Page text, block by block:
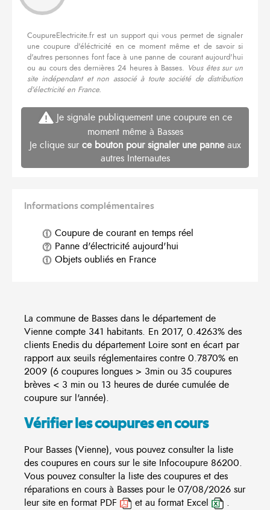
CoupureElectricite.fr est un support qui vous permet de signaler
une coupure d'éléctricité en ce moment même et de savoir si
d'autres personnes font face à une panne de courant aujourd'hui
ou au cours des dernières 24 heures à Basses. Vous êtes sur un
site indépendant et non associé à toute société de distribution
d'électricité en France.
Je signale publiquement une coupure en ce
moment même à Basses
Je clique sur ce bouton pour signaler une panneaux
autres Internautes
Informations complémentaires
Coupure de courant en temps réel
Panne d'électricité aujourd'hui
Objets oubliés en France
La commune de Basses dans le département de
Vienne compte 341 habitants. En 2017, 0.4263% des
clients Enedis du département Loire sont en écart par
rapport aux seuils réglementaires contre 0.7870% en
2009 (6 coupures longues > 3min ou 35 coupures
brèves < 3 min ou 13 heures de durée cumulée de
coupure sur l'année).
Vérifier les coupures en cours
Pour Basses (Vienne), vous pouvez consulter la liste
des coupures en cours sur le site Infocoupure 86200.
Vous pouvez consulter la liste des coupures et des
réparations en cours à Basses pour le 07/08/2026 sur
leur site en format PDF
et au format Excel .